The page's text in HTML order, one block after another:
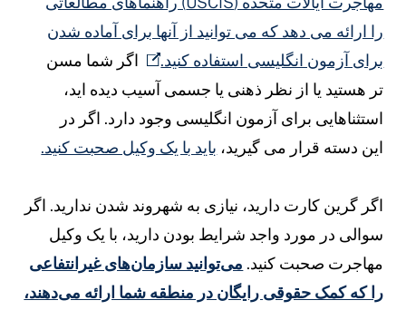
را ارائه می دهد که می توانید از آنها برای آماده شدن
برای آزمون انگلیسی استفاده کنید.
اگر شما مسن
تر هستید یا از نظر ذهنی یا جسمی آسیب دیده اید،
استثناهایی برای آزمون انگلیسی وجود دارد. اگر در
این دسته قرار می گیرید، باید با یک وکیل صحبت کنید.
اگر گرین کارت دارید، نیازی به شهروند شدن ندارید. اگر
سوالی در مورد واجد شرایط بودن دارید، با یک وکیل
مهاجرت صحبت کنید.می‌توانید سازمان‌های غیرانتفاعی
را که کمک حقوقی رایگان در منطقه شما ارائه می‌دهند،